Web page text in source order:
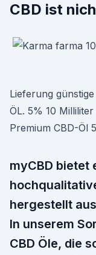
CBD ist
Lieferung
ÖL. 5% 10
Premium CBD-Öl
myCBD bietet
hergestellt
In unserem
CBD Öle, die